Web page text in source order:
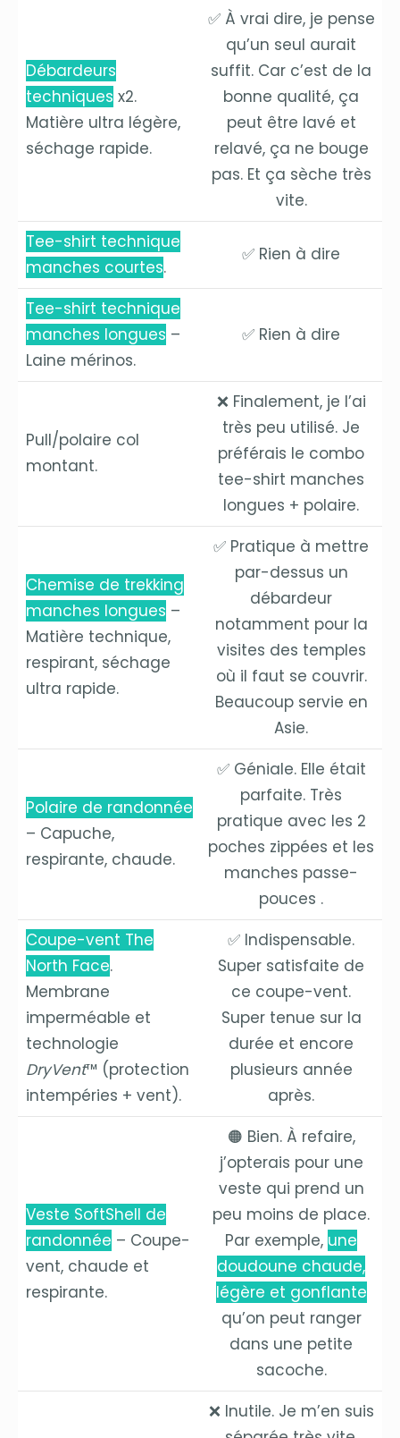
Débardeurs
techniques x2.
Matière ultra légère,
séchage rapide.
✅ À vrai dire, je pense
qu’un seul aurait
suffit. Car c’est de la
bonne qualité, ça
peut être lavé et
relavé, ça ne bouge
pas. Et ça sèche très
vite.
Tee-shirt technique
manches courtes.
✅ Rien à dire
Tee-shirt technique
manches longues –
Laine mérinos.
✅ Rien à dire
Pull/polaire col
montant.
❌ Finalement, je l’ai
très peu utilisé. Je
préférais le combo
tee-shirt manches
longues + polaire.
Chemise de trekking
manches longues –
Matière technique,
respirant, séchage
ultra rapide.
✅ Pratique à mettre
par-dessus un
débardeur
notamment pour la
visites des temples
où il faut se couvrir.
Beaucoup servie en
Asie.
Polaire de randonnée
– Capuche,
respirante, chaude.
✅ Géniale. Elle était
parfaite. Très
pratique avec les 2
poches zippées et les
manches passe-
pouces .
Coupe-vent The
North Face.
Membrane
imperméable et
technologie
DryVent™ (protection
intempéries + vent).
✅ Indispensable.
Super satisfaite de
ce coupe-vent.
Super tenue sur la
durée et encore
plusieurs année
après.
Veste SoftShell de
randonnée – Coupe-
vent, chaude et
respirante.
🟠 Bien. À refaire,
j’opterais pour une
veste qui prend un
peu moins de place.
Par exemple, une
doudoune chaude,
légère et gonflante
qu’on peut ranger
dans une petite
sacoche.
❌ Inutile. Je m’en suis